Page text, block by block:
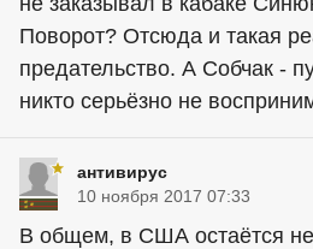
Поворот? Отсюда и такая
предательство. А Собчак -
никто серьёзно не
антивирус
10 ноября 2017 07:33
В общем, в США остаётся